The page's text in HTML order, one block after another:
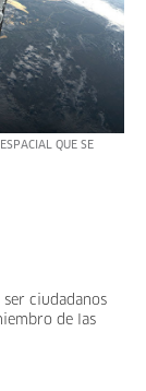
QUE SE
ciudadanos
de las